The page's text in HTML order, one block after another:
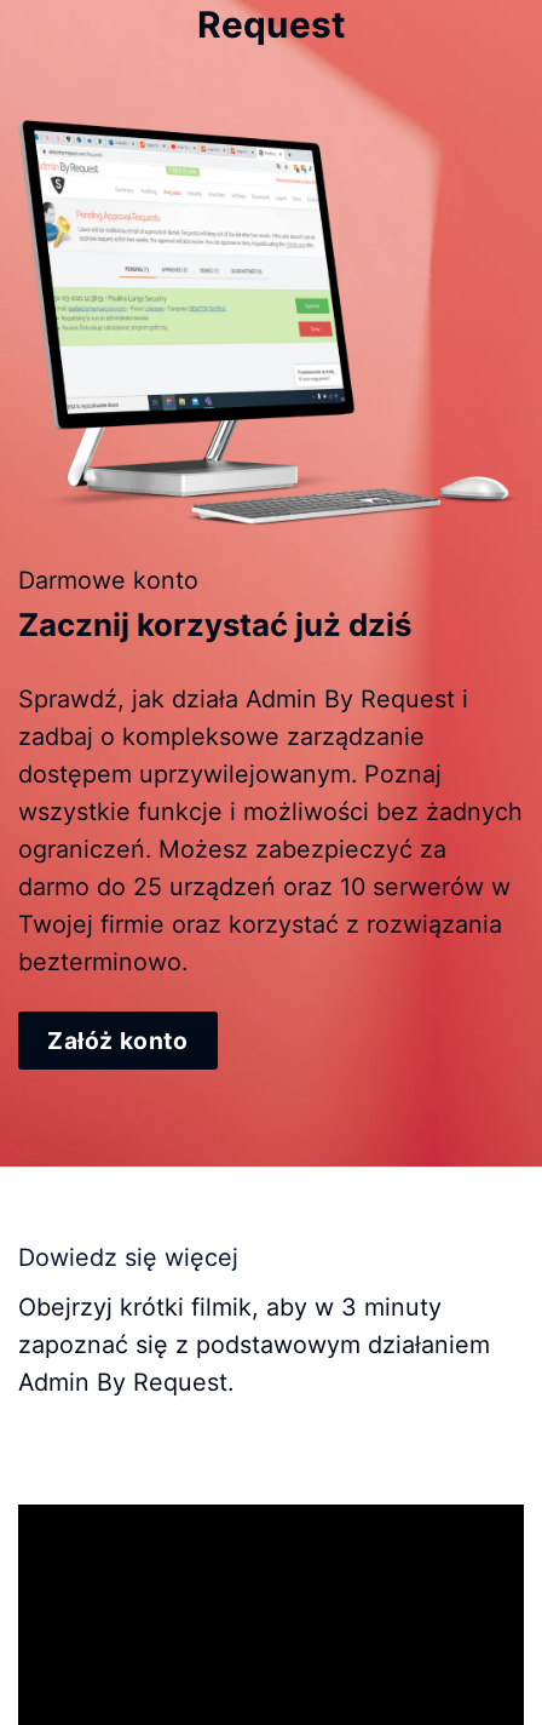
Request
Darmowe konto
Zacznij korzystać już dziś
Sprawdź, jak działa Admin By Request i
zadbaj o kompleksowe zarządzanie
dostępem uprzywilejowanym. Poznaj
wszystkie funkcje i możliwości bez żadnych
ograniczeń. Możesz zabezpieczyć za
darmo do 25 urządzeń oraz 10 serwerów w
Twojej firmie oraz korzystać z rozwiązania
bezterminowo.
Załóż konto
Dowiedz się więcej
Obejrzyj krótki filmik, aby w 3 minuty
zapoznać się z podstawowym działaniem
Admin By Request.